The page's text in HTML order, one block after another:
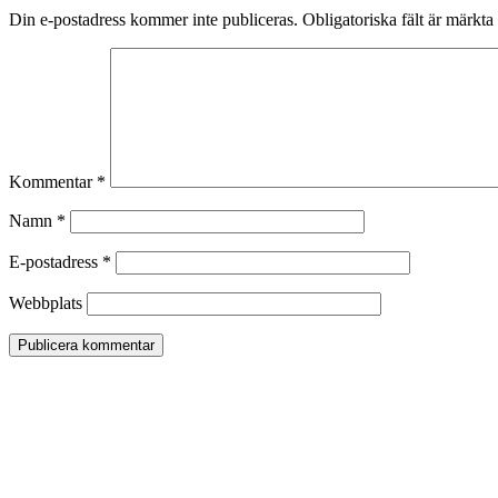
Din e-postadress kommer inte publiceras. Obligatoriska fält är märkta
Kommentar *
Namn *
E-postadress *
Webbplats